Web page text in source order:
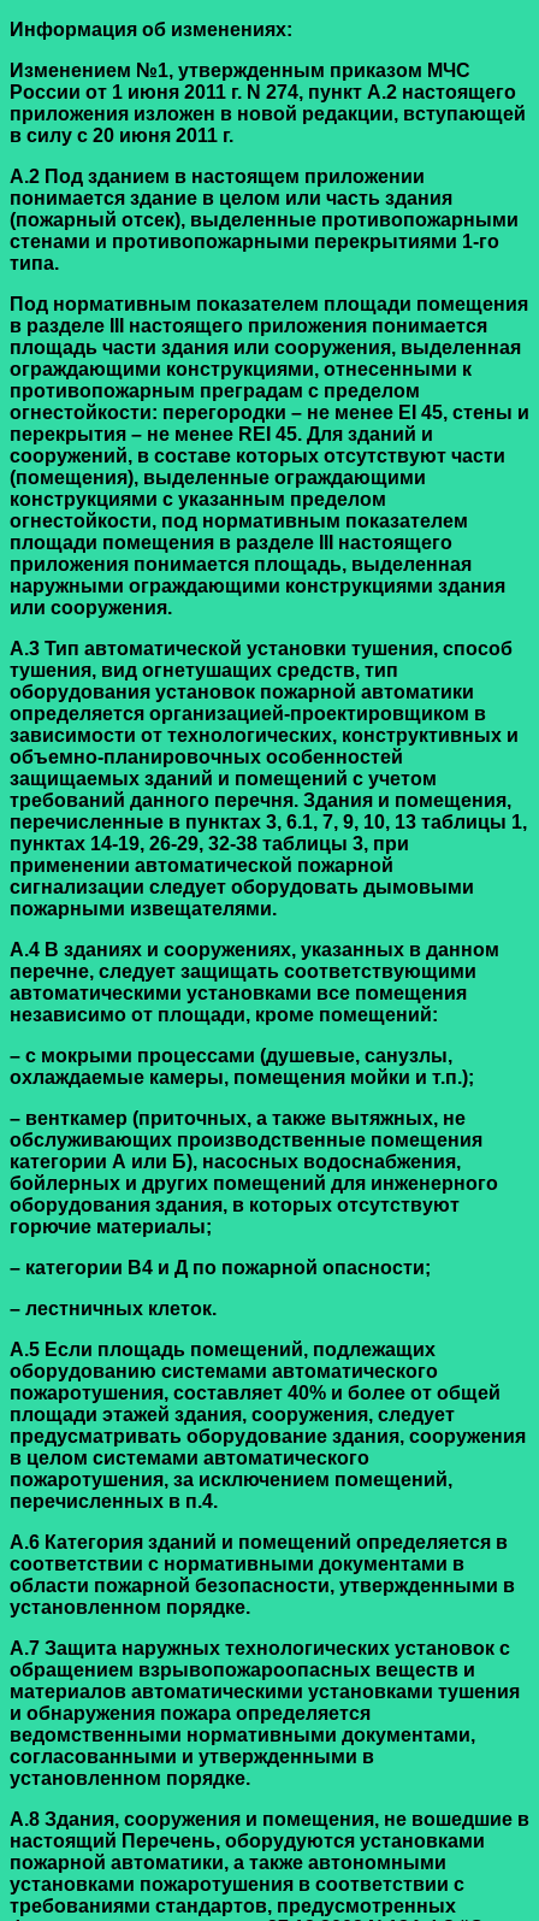
Информация об изменениях:
Изменением №1, утвержденным приказом МЧС
России от 1 июня 2011 г. N 274, пункт А.2 настоящего
приложения изложен в новой редакции, вступающей
в силу с 20 июня 2011 г.
А.2 Под зданием в настоящем приложении
понимается здание в целом или часть здания
(пожарный отсек), выделенные противопожарными
стенами и противопожарными перекрытиями 1-го
типа.
Под нормативным показателем площади помещения
в разделе III настоящего приложения понимается
площадь части здания или сооружения, выделенная
ограждающими конструкциями, отнесенными к
противопожарным преградам с пределом
огнестойкости: перегородки – не менее EI 45, стены и
перекрытия – не менее REI 45. Для зданий и
сооружений, в составе которых отсутствуют части
(помещения), выделенные ограждающими
конструкциями с указанным пределом
огнестойкости, под нормативным показателем
площади помещения в разделе III настоящего
приложения понимается площадь, выделенная
наружными ограждающими конструкциями здания
или сооружения.
А.3 Тип автоматической установки тушения, способ
тушения, вид огнетушащих средств, тип
оборудования установок пожарной автоматики
определяется организацией-проектировщиком в
зависимости от технологических, конструктивных и
объемно-планировочных особенностей
защищаемых зданий и помещений с учетом
требований данного перечня. Здания и помещения,
перечисленные в пунктах 3, 6.1, 7, 9, 10, 13 таблицы 1,
пунктах 14-19, 26-29, 32-38 таблицы 3, при
применении автоматической пожарной
сигнализации следует оборудовать дымовыми
пожарными извещателями.
А.4 В зданиях и сооружениях, указанных в данном
перечне, следует защищать соответствующими
автоматическими установками все помещения
независимо от площади, кроме помещений:
– с мокрыми процессами (душевые, санузлы,
охлаждаемые камеры, помещения мойки и т.п.);
– венткамер (приточных, а также вытяжных, не
обслуживающих производственные помещения
категории А или Б), насосных водоснабжения,
бойлерных и других помещений для инженерного
оборудования здания, в которых отсутствуют
горючие материалы;
– категории В4 и Д по пожарной опасности;
– лестничных клеток.
А.5 Если площадь помещений, подлежащих
оборудованию системами автоматического
пожаротушения, составляет 40% и более от общей
площади этажей здания, сооружения, следует
предусматривать оборудование здания, сооружения
в целом системами автоматического
пожаротушения, за исключением помещений,
перечисленных в п.4.
А.6 Категория зданий и помещений определяется в
соответствии с нормативными документами в
области пожарной безопасности, утвержденными в
установленном порядке.
А.7 Защита наружных технологических установок с
обращением взрывопожароопасных веществ и
материалов автоматическими установками тушения
и обнаружения пожара определяется
ведомственными нормативными документами,
согласованными и утвержденными в
установленном порядке.
А.8 Здания, сооружения и помещения, не вошедшие в
настоящий Перечень, оборудуются установками
пожарной автоматики, а также автономными
установками пожаротушения в соответствии с
требованиями стандартов, предусмотренных